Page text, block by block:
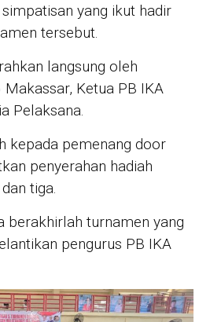
yang ikut hadir
tersebut.
langsung oleh
Ketua PB IKA
Pelaksana.
kepada pemenang door
penyerahan hadiah
tiga.
berakhirlah turnamen yang
pengurus PB IKA